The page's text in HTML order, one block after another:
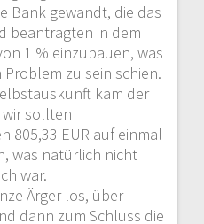
Bank gewandt, die das
beantragten in dem
1 % einzubauen, was
zu sein schien.
kam der
wir sollten
805,33 EUR auf einmal
was natürlich nicht
war.
Ärger los, über
dann zum Schluss die